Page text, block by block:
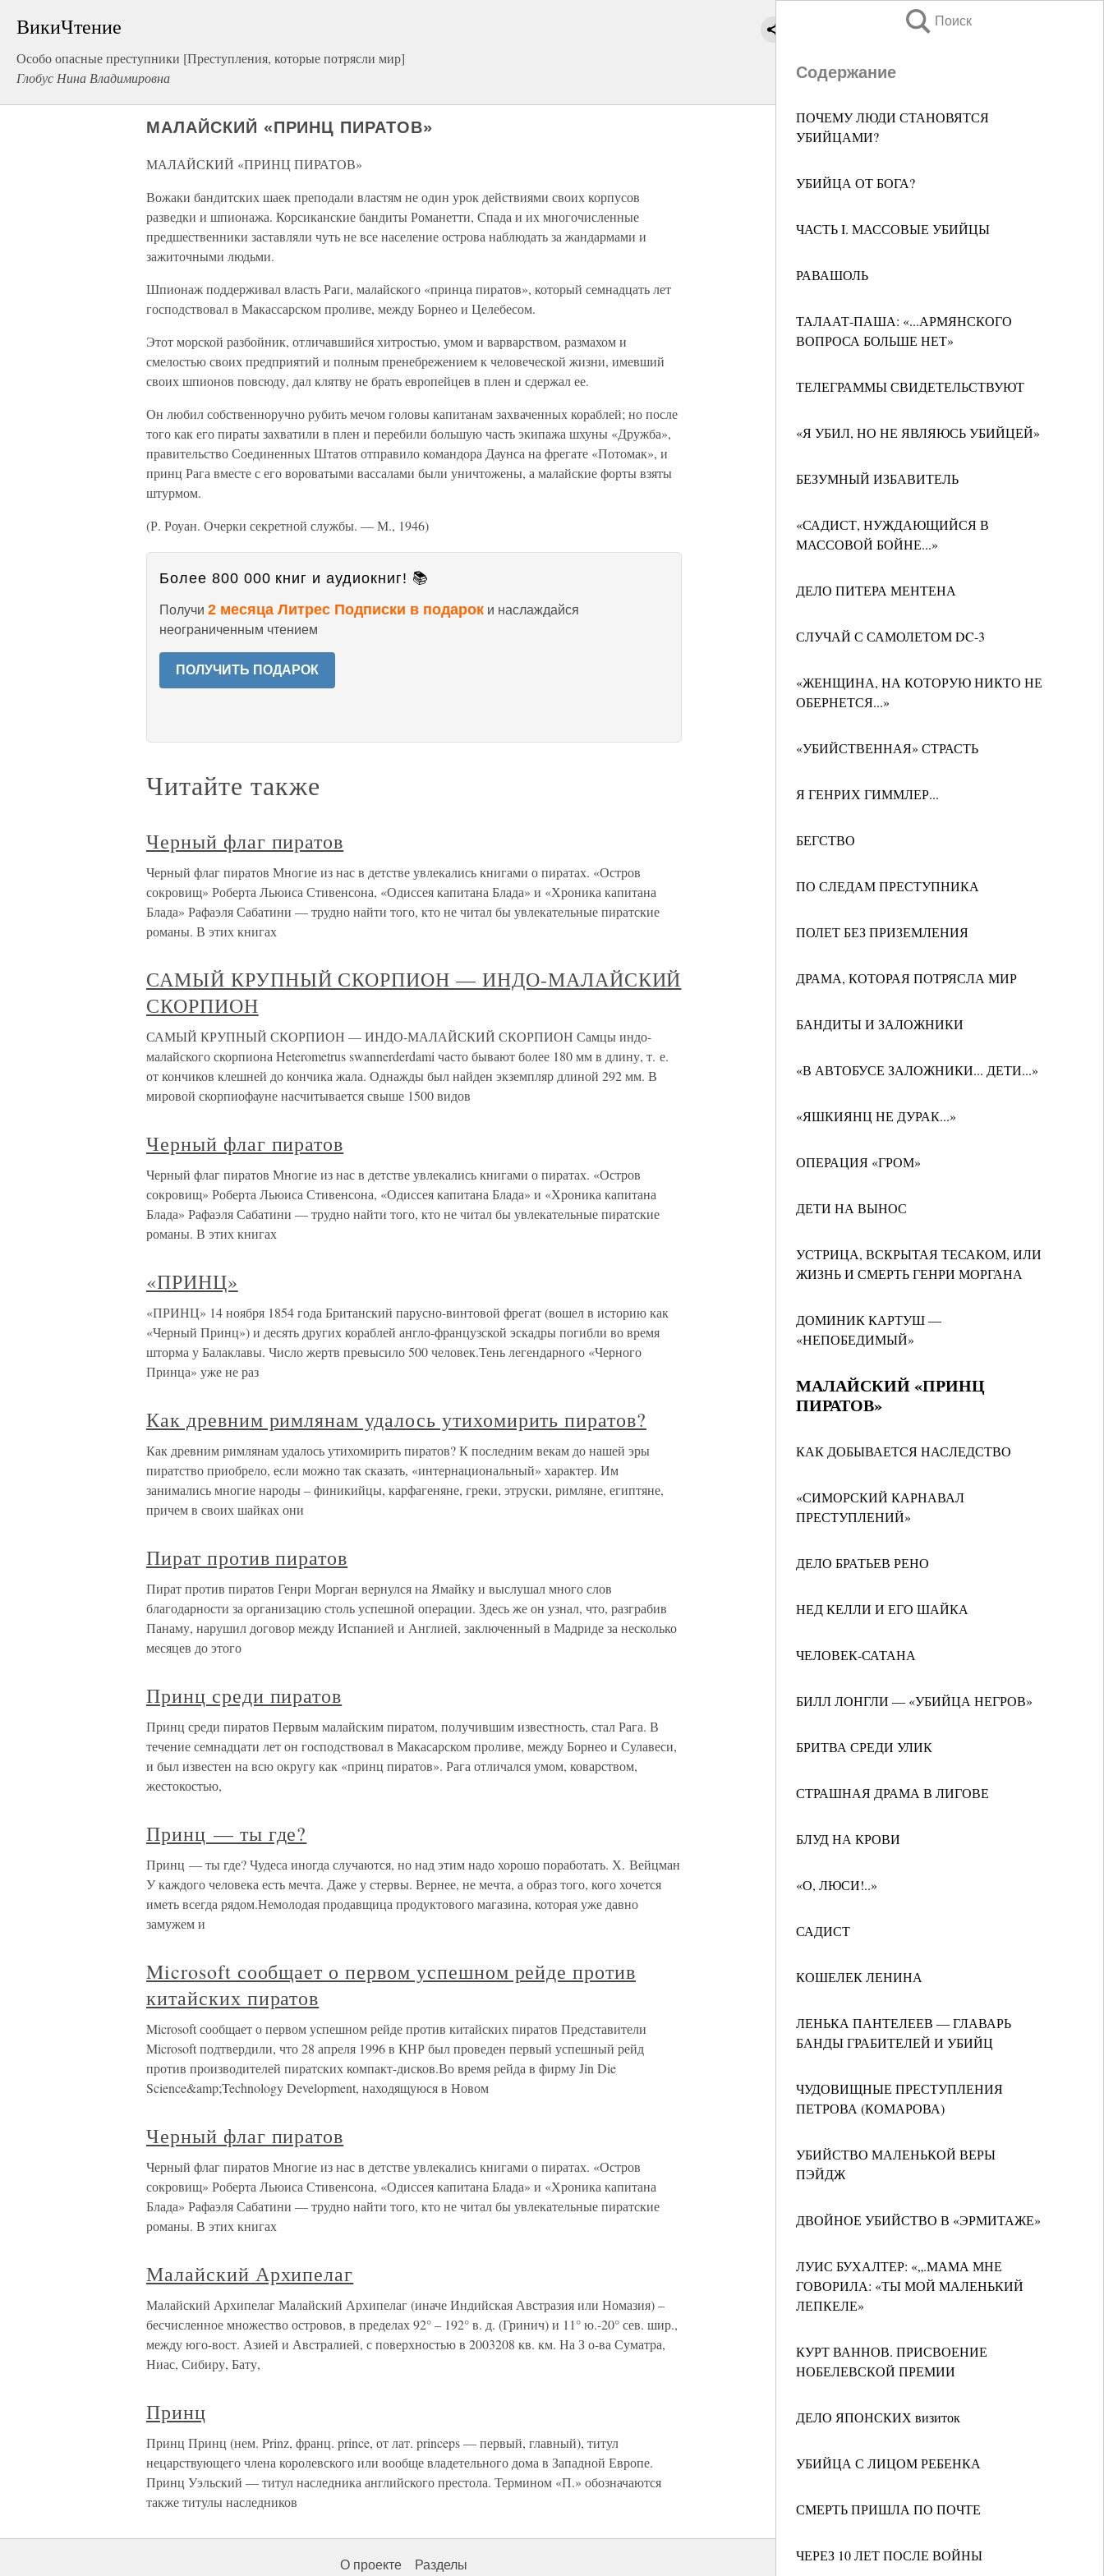
ВикиЧтение
Особо опасные преступники [Преступления, которые потрясли мир]
Глобус Нина Владимировна
Поиск
Содержание
ПОЧЕМУ ЛЮДИ СТАНОВЯТСЯ
УБИЙЦАМИ?
УБИЙЦА ОТ БОГА?
ЧАСТЬ I. МАССОВЫЕ УБИЙЦЫ
РАВАШОЛЬ
ТАЛААТ-ПАША: «...АРМЯНСКОГО
ВОПРОСА БОЛЬШЕ НЕТ»
ТЕЛЕГРАММЫ СВИДЕТЕЛЬСТВУЮТ
«Я УБИЛ, НО НЕ ЯВЛЯЮСЬ УБИЙЦЕЙ»
БЕЗУМНЫЙ ИЗБАВИТЕЛЬ
«САДИСТ, НУЖДАЮЩИЙСЯ В
МАССОВОЙ БОЙНЕ...»
ДЕЛО ПИТЕРА МЕНТЕНА
СЛУЧАЙ С САМОЛЕТОМ DC-3
«ЖЕНЩИНА, НА КОТОРУЮ НИКТО НЕ
ОБЕРНЕТСЯ...»
«УБИЙСТВЕННАЯ» СТРАСТЬ
Я ГЕНРИХ ГИММЛЕР...
БЕГСТВО
ПО СЛЕДАМ ПРЕСТУПНИКА
ПОЛЕТ БЕЗ ПРИЗЕМЛЕНИЯ
ДРАМА, КОТОРАЯ ПОТРЯСЛА МИР
БАНДИТЫ И ЗАЛОЖНИКИ
«В АВТОБУСЕ ЗАЛОЖНИКИ... ДЕТИ...»
«ЯШКИЯНЦ НЕ ДУРАК...»
ОПЕРАЦИЯ «ГРОМ»
ДЕТИ НА ВЫНОС
УСТРИЦА, ВСКРЫТАЯ ТЕСАКОМ, ИЛИ
ЖИЗНЬ И СМЕРТЬ ГЕНРИ МОРГАНА
ДОМИНИК КАРТУШ —
«НЕПОБЕДИМЫЙ»
МАЛАЙСКИЙ «ПРИНЦ
ПИРАТОВ»
КАК ДОБЫВАЕТСЯ НАСЛЕДСТВО
«СИМОРСКИЙ КАРНАВАЛ
ПРЕСТУПЛЕНИЙ»
ДЕЛО БРАТЬЕВ РЕНО
НЕД КЕЛЛИ И ЕГО ШАЙКА
ЧЕЛОВЕК-САТАНА
БИЛЛ ЛОНГЛИ — «УБИЙЦА НЕГРОВ»
БРИТВА СРЕДИ УЛИК
СТРАШНАЯ ДРАМА В ЛИГОВЕ
БЛУД НА КРОВИ
«О, ЛЮСИ!..»
САДИСТ
КОШЕЛЕК ЛЕНИНА
ЛЕНЬКА ПАНТЕЛЕЕВ — ГЛАВАРЬ
БАНДЫ ГРАБИТЕЛЕЙ И УБИЙЦ
ЧУДОВИЩНЫЕ ПРЕСТУПЛЕНИЯ
ПЕТРОВА (КОМАРОВА)
УБИЙСТВО МАЛЕНЬКОЙ ВЕРЫ
ПЭЙДЖ
ДВОЙНОЕ УБИЙСТВО В «ЭРМИТАЖЕ»
ЛУИС БУХАЛТЕР: «„.МАМА МНЕ
ГОВОРИЛА: «ТЫ МОЙ МАЛЕНЬКИЙ
ЛЕПКЕЛЕ»
КУРТ ВАННОВ. ПРИСВОЕНИЕ
НОБЕЛЕВСКОЙ ПРЕМИИ
ДЕЛО ЯПОНСКИХ визиток
УБИЙЦА С ЛИЦОМ РЕБЕНКА
СМЕРТЬ ПРИШЛА ПО ПОЧТЕ
ЧЕРЕЗ 10 ЛЕТ ПОСЛЕ ВОЙНЫ
МАЛАЙСКИЙ «ПРИНЦ ПИРАТОВ»
МАЛАЙСКИЙ «ПРИНЦ ПИРАТОВ»
Вожаки бандитских шаек преподали властям не один урок действиями своих корпусов
разведки и шпионажа. Корсиканские бандиты Романетти, Спада и их многочисленные
предшественники заставляли чуть не все население острова наблюдать за жандармами и
зажиточными людьми.
Шпионаж поддерживал власть Раги, малайского «принца пиратов», который семнадцать лет
господствовал в Макассарском проливе, между Борнео и Целебесом.
Этот морской разбойник, отличавшийся хитростью, умом и варварством, размахом и
смелостью своих предприятий и полным пренебрежением к человеческой жизни, имевший
своих шпионов повсюду, дал клятву не брать европейцев в плен и сдержал ее.
Он любил собственноручно рубить мечом головы капитанам захваченных кораблей; но после
того как его пираты захватили в плен и перебили большую часть экипажа шхуны «Дружба»,
правительство Соединенных Штатов отправило командора Даунса на фрегате «Потомак», и
принц Рага вместе с его вороватыми вассалами были уничтожены, а малайские форты взяты
штурмом.
(Р. Роуан. Очерки секретной службы. — М., 1946)
Более 800 000 книг и аудиокниг! 📚
Получи 2 месяца Литрес Подписки в подарок и наслаждайся
неограниченным чтением
ПОЛУЧИТЬ ПОДАРОК
Читайте также
Черный флаг пиратов
Черный флаг пиратов Многие из нас в детстве увлекались книгами о пиратах. «Остров
сокровищ» Роберта Льюиса Стивенсона, «Одиссея капитана Блада» и «Хроника капитана
Блада» Рафаэля Сабатини — трудно найти того, кто не читал бы увлекательные пиратские
романы. В этих книгах
САМЫЙ КРУПНЫЙ СКОРПИОН — ИНДО-МАЛАЙСКИЙ
СКОРПИОН
САМЫЙ КРУПНЫЙ СКОРПИОН — ИНДО-МАЛАЙСКИЙ СКОРПИОН Самцы индо-
малайского скорпиона Heterometrus swannerderdami часто бывают более 180 мм в длину, т. е.
от кончиков клешней до кончика жала. Однажды был найден экземпляр длиной 292 мм. В
мировой скорпиофауне насчитывается свыше 1500 видов
Черный флаг пиратов
Черный флаг пиратов Многие из нас в детстве увлекались книгами о пиратах. «Остров
сокровищ» Роберта Льюиса Стивенсона, «Одиссея капитана Блада» и «Хроника капитана
Блада» Рафаэля Сабатини — трудно найти того, кто не читал бы увлекательные пиратские
романы. В этих книгах
«ПРИНЦ»
«ПРИНЦ» 14 ноября 1854 года Британский парусно-винтовой фрегат (вошел в историю как
«Черный Принц») и десять других кораблей англо-французской эскадры погибли во время
шторма у Балаклавы. Число жертв превысило 500 человек.Тень легендарного «Черного
Принца» уже не раз
Как древним римлянам удалось утихомирить пиратов?
Как древним римлянам удалось утихомирить пиратов? К последним векам до нашей эры
пиратство приобрело, если можно так сказать, «интернациональный» характер. Им
занимались многие народы – финикийцы, карфагеняне, греки, этруски, римляне, египтяне,
причем в своих шайках они
Пират против пиратов
Пират против пиратов Генри Морган вернулся на Ямайку и выслушал много слов
благодарности за организацию столь успешной операции. Здесь же он узнал, что, разграбив
Панаму, нарушил договор между Испанией и Англией, заключенный в Мадриде за несколько
месяцев до этого
Принц среди пиратов
Принц среди пиратов Первым малайским пиратом, получившим известность, стал Рага. В
течение семнадцати лет он господствовал в Макасарском проливе, между Борнео и Сулавеси,
и был известен на всю округу как «принц пиратов». Рага отличался умом, коварством,
жестокостью,
Принц — ты где?
Принц — ты где? Чудеса иногда случаются, но над этим надо хорошо поработать. Х. Вейцман
У каждого человека есть мечта. Даже у стервы. Вернее, не мечта, а образ того, кого хочется
иметь всегда рядом.Немолодая продавщица продуктового магазина, которая уже давно
замужем и
Microsoft сообщает о первом успешном рейде против
китайских пиратов
Microsoft сообщает о первом успешном рейде против китайских пиратов Представители
Microsoft подтвердили, что 28 апреля 1996 в КНР был проведен первый успешный рейд
против производителей пиратских компакт-дисков.Во время рейда в фирму Jin Die
Science&amp;Technology Development, находящуюся в Новом
Черный флаг пиратов
Черный флаг пиратов Многие из нас в детстве увлекались книгами о пиратах. «Остров
сокровищ» Роберта Льюиса Стивенсона, «Одиссея капитана Блада» и «Хроника капитана
Блада» Рафаэля Сабатини — трудно найти того, кто не читал бы увлекательные пиратские
романы. В этих книгах
Малайский Архипелаг
Малайский Архипелаг Малайский Архипелаг (иначе Индийская Австразия или Номазия) –
бесчисленное множество островов, в пределах 92° – 192° в. д. (Гринич) и 11° ю.-20° сев. шир.,
между юго-вост. Азией и Австралией, с поверхностью в 2003208 кв. км. На З о-ва Суматра,
Ниас, Сибиру, Бату,
Принц
Принц Принц (нем. Prinz, франц. prince, от лат. princeps — первый, главный), титул
нецарствующего члена королевского или вообще владетельного дома в Западной Европе.
Принц Уэльский — титул наследника английского престола. Термином «П.» обозначаются
также титулы наследников
О проекте Разделы